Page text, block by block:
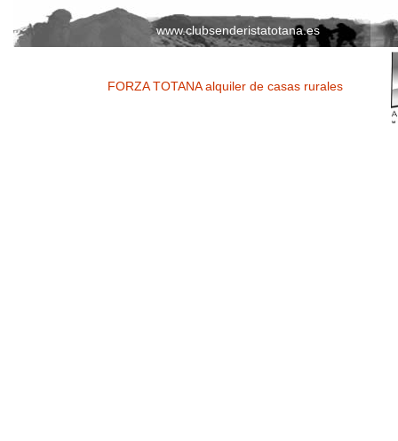
www.clubsenderistatotana.es
FORZA TOTANA alquiler de casas rurales